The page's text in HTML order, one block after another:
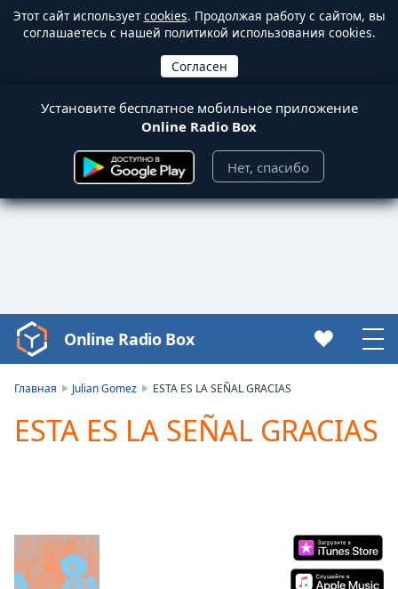
Этот сайт используетcookies. Продолжая работу с сайтом, вы
соглашаетесь с нашей политикой использования cookies.
Установите бесплатное мобильное приложение
Online Radio Box
Нет, спасибо
Video
Player
Play
Video
Mute
Current
Online Radio Box
Главная Julian Gomez ESTA ES LA SEÑAL GRACIAS
ESTA ES LA SEÑAL GRACIAS